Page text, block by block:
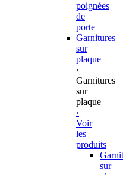
poignées
de
porte
Garnitures
sur
plaque
‹
Garnitures
sur
plaque
›
Voir
les
produits
sur